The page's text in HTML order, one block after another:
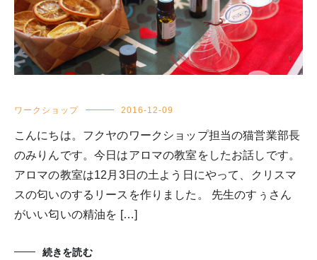
ワークショップ 2016-12-09
こんにちは。フクヤのワークショップ担当の猫営業部長
のみりんです。今日はアロマの教室をしたお話しです。
アロマの教室は12月3日の土よう日にやって、クリスマ
スの匂いのするリースを作りました。 先生のすぅさん
がいい匂いの精油を […]
続きを読む